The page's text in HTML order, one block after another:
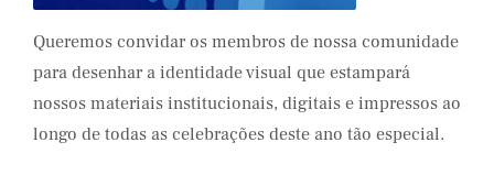
Queremos convidar os membros de nossa comunidade
para desenhar a identidade visual que estampará
nossos materiais institucionais, digitais e impressos ao
longo de todas as celebrações deste ano tão especial.